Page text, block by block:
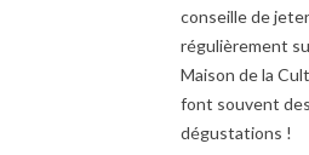
conseille de
régulièrement
Maison de la
font souvent
dégustations !